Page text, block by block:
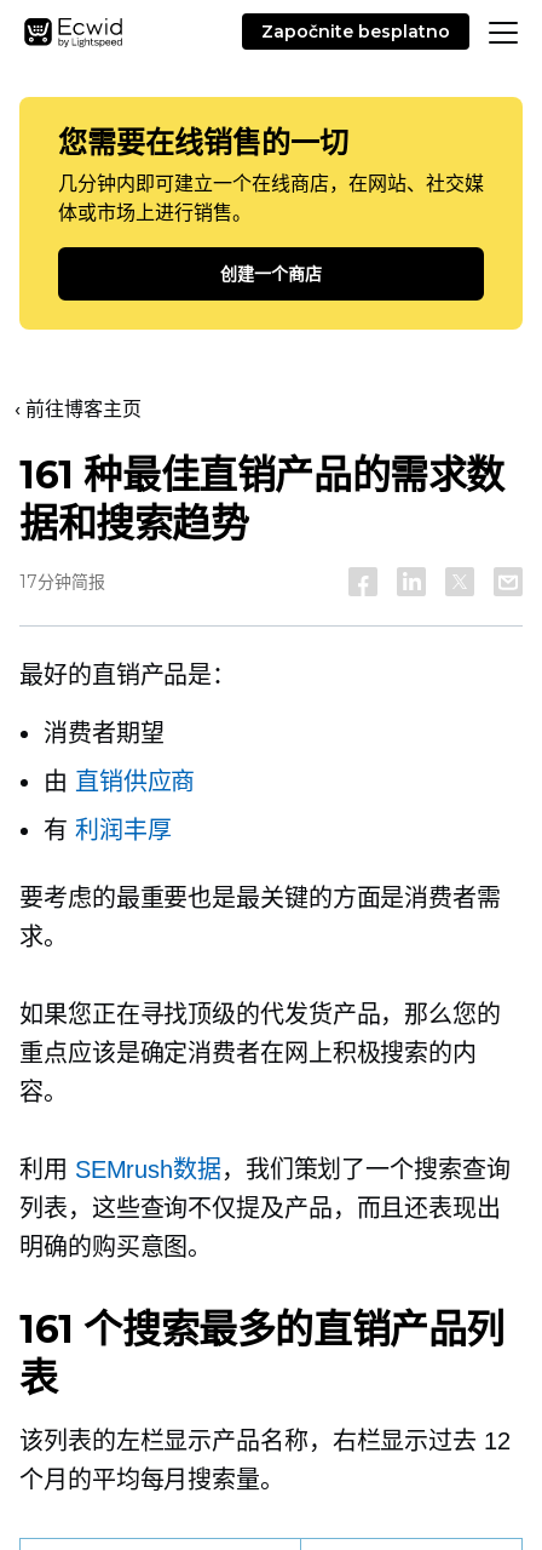
Započnite besplatno
您需要在线销售的一切
几分钟内即可建立一个在线商店，在网站、社交媒
体或市场上进行销售。
创建一个商店
‹ 前往博客主页
161 种最佳直销产品的需求数
据和搜索趋势
17分钟简报
最好的直销产品是：
消费者期望
由 直销供应商
有 利润丰厚
要考虑的最重要也是最关键的方面是消费者需
求。
如果您正在寻找顶级的代发货产品，那么您的
重点应该是确定消费者在网上积极搜索的内
容。
利用 SEMrush数据，我们策划了一个搜索查询
列表，这些查询不仅提及产品，而且还表现出
明确的购买意图。
161 个搜索最多的直销产品列
表
该列表的左栏显示产品名称，右栏显示过去 12
个月的平均每月搜索量。